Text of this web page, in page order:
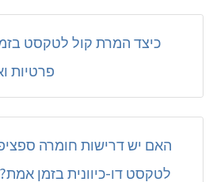
כיצד המרת קול לטקסט
פרטיות
האם יש דרישות חומרה
לטקסט דו-כיוונית בזמן